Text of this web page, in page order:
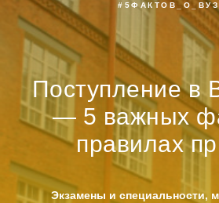
Поступление
— 5 важных
правилах
Экзамены и специальности,